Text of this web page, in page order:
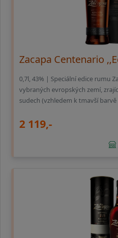
Zacapa Centenario
0,7l, 43% | Speciální edice rumu
vybraných evropských zemí,
sudech (vzhledem k tmavší
2 119,-